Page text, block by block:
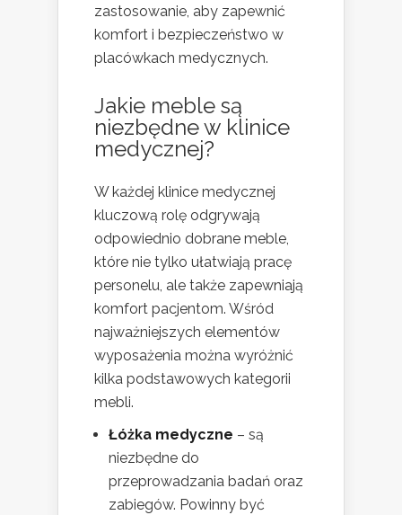
zastosowanie, aby zapewnić
komfort i bezpieczeństwo w
placówkach medycznych.
Jakie meble są
niezbędne w klinice
medycznej?
W każdej klinice medycznej
kluczową rolę odgrywają
odpowiednio dobrane meble,
które nie tylko ułatwiają pracę
personelu, ale także zapewniają
komfort pacjentom. Wśród
najważniejszych elementów
wyposażenia można wyróżnić
kilka podstawowych kategorii
mebli.
Łóżka medyczne – są
niezbędne do
przeprowadzania badań oraz
zabiegów. Powinny być